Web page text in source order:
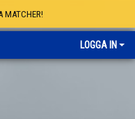
MATCHER!
LOGGA IN